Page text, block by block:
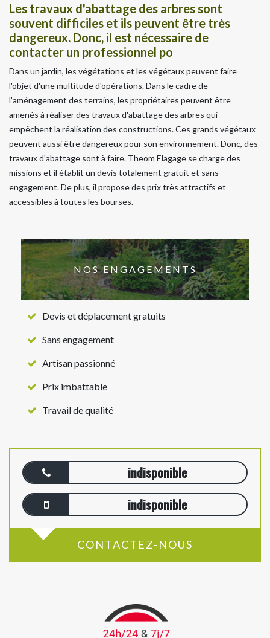
Les travaux d'abattage des arbres sont
souvent difficiles et ils peuvent être très
dangereux. Donc, il est nécessaire de
contacter un professionnel po
Dans un jardin, les végétations et les végétaux peuvent faire
l'objet d'une multitude d'opérations. Dans le cadre de
l'aménagement des terrains, les propriétaires peuvent être
amenés à réaliser des travaux d'abattage des arbres qui
empêchent la réalisation des constructions. Ces grands végétaux
peuvent aussi être dangereux pour son environnement. Donc, des
travaux d'abattage sont à faire. Theom Elagage se charge des
missions et il établit un devis totalement gratuit et sans
engagement. De plus, il propose des prix très attractifs et
accessibles à toutes les bourses.
NOS ENGAGEMENTS
Devis et déplacement gratuits
Sans engagement
Artisan passionné
Prix imbattable
Travail de qualité
indisponible
indisponible
CONTACTEZ-NOUS